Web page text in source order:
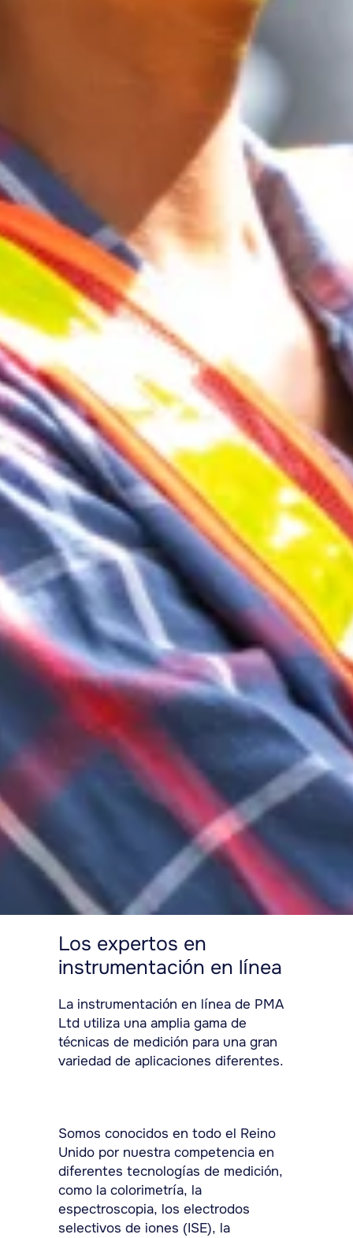
Los expertos en
instrumentación en línea
La instrumentación en línea de PMA
Ltd utiliza una amplia gama de
técnicas de medición para una gran
variedad de aplicaciones diferentes.
Somos conocidos en todo el Reino
Unido por nuestra competencia en
diferentes tecnologías de medición,
como la colorimetría, la
espectroscopia, los electrodos
selectivos de iones (ISE), la